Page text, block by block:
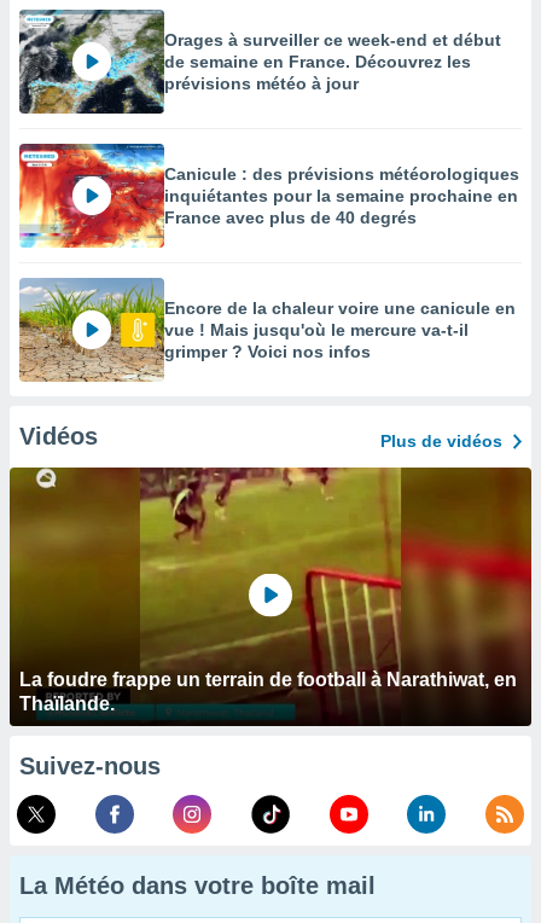
Orages à surveiller ce week-end et début
de semaine en France. Découvrez les
prévisions météo à jour
Canicule : des prévisions météorologiques
inquiétantes pour la semaine prochaine en
France avec plus de 40 degrés
Encore de la chaleur voire une canicule en
vue ! Mais jusqu'où le mercure va-t-il
grimper ? Voici nos infos
Vidéos Plus de vidéos
La foudre frappe un terrain de football à Narathiwat, en
Thaïlande.
Suivez-nous
La Météo dans votre boîte mail